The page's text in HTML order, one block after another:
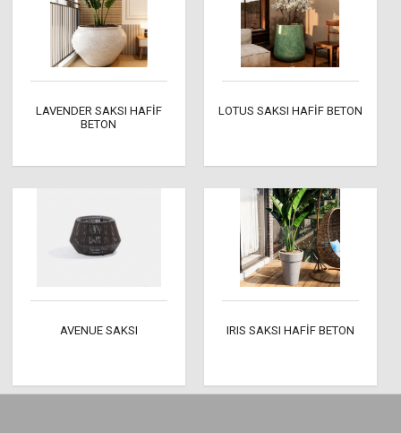
LAVENDER SAKSI HAFİF
BETON
LOTUS SAKSI HAFİF BETON
AVENUE SAKSI IRIS SAKSI HAFİF BETON